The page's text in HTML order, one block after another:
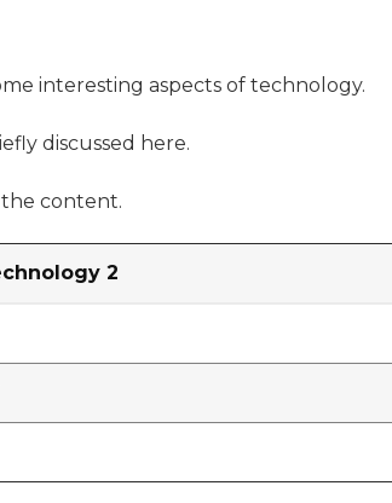
interesting aspects of technology.
discussed here.
content.
2